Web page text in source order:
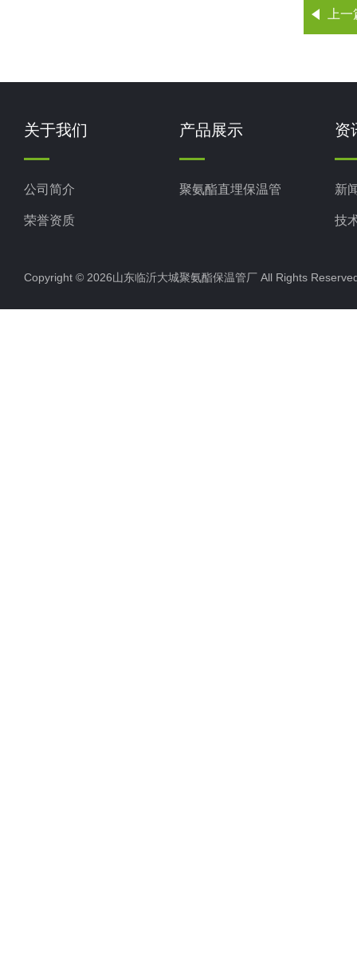
上
关于我们
公司简介
荣誉资质
产品展示
聚氨酯直埋保温管
资
新
技
Copyright © 2026山东临沂大城聚氨酯保温管厂 All Rights